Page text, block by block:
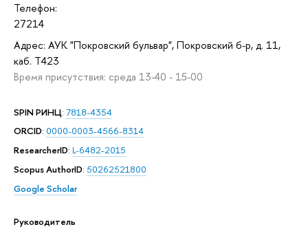
Телефон:
27214
Адрес: АУК "Покровский бульвар", Покровский б-р, д. 11,
каб. T423
Время присутствия: среда 13-40 - 15-00
SPIN РИНЦ: 7818-4354
ORCID: 0000-0003-4566-8314
ResearcherID: L-6482-2015
Scopus AuthorID: 50262521800
Google Scholar
Руководитель